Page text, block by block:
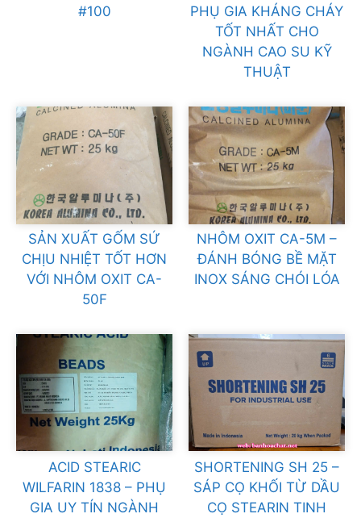
#100
PHỤ GIA KHÁNG CHÁY
TỐT NHẤT CHO
NGÀNH CAO SU KỸ
THUẬT
SẢN XUẤT GỐM SỨ
CHỊU NHIỆT TỐT HƠN
VỚI NHÔM OXIT CA-
50F
NHÔM OXIT CA-5M –
ĐÁNH BÓNG BỀ MẶT
INOX SÁNG CHÓI LÓA
ACID STEARIC
WILFARIN 1838 – PHỤ
GIA UY TÍN NGÀNH
SHORTENING SH 25 –
SÁP CỌ KHỐI TỪ DẦU
CỌ STEARIN TINH